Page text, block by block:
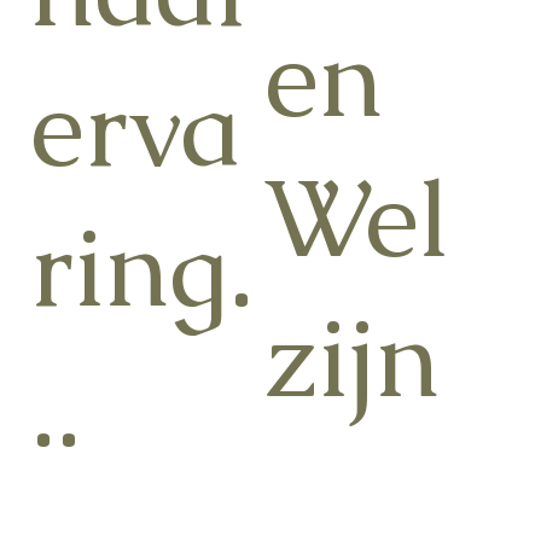
en
Wel
zijn
erva
ring.
..